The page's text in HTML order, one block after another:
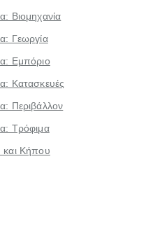
Βιομηχανία
Γεωργία
Εμπόριο
Κατασκευές
Περιβάλλον
Τρόφιμα
και Κήπου